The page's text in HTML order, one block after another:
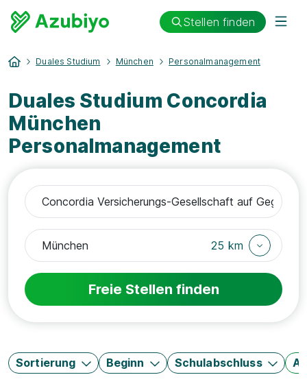
Stellen finden
Duales Studium München Personalmanagement
Duales Studium Concordia
München
Personalmanagement
25 km
Freie Stellen finden
Sortierung Beginn Schulabschluss